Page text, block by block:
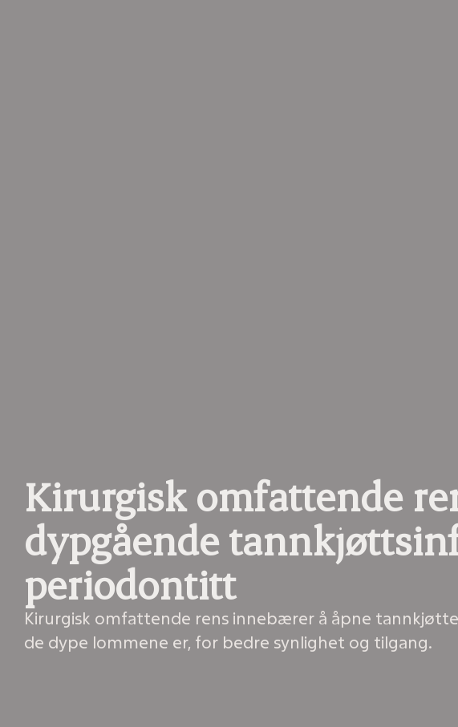
Kirurgisk omfattende
dypgående
periodontitt
Kirurgisk omfattende rens innebærer å åpne
de dype lommene er, for bedre synlighet og tilgang.